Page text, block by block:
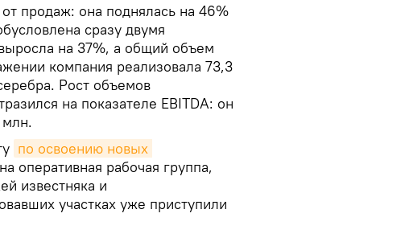
продаж: она поднялась на 46%
сразу двумя
на 37%, а общий объем
компания реализовала 73,3
Рост объемов
на показателе EBITDA: он
по освоению новых
оперативная рабочая группа,
известняка и
участках уже приступили